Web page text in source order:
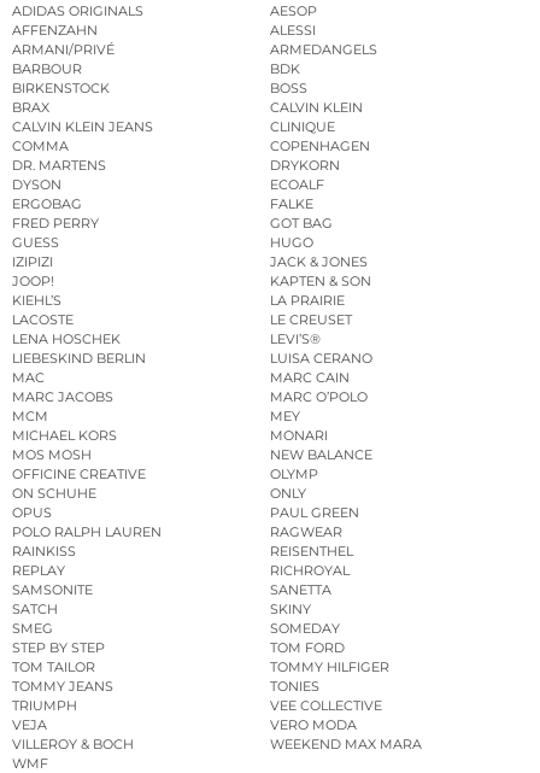
ADIDAS ORIGINALS
AESOP
AFFENZAHN
ALESSI
ARMANI/PRIVÉ
ARMEDANGELS
BARBOUR
BDK
BIRKENSTOCK
BOSS
BRAX
CALVIN KLEIN
CALVIN KLEIN JEANS
CLINIQUE
COMMA
COPENHAGEN
DR. MARTENS
DRYKORN
DYSON
ECOALF
ERGOBAG
FALKE
FRED PERRY
GOT BAG
GUESS
HUGO
IZIPIZI
JACK & JONES
JOOP!
KAPTEN & SON
KIEHL’S
LA PRAIRIE
LACOSTE
LE CREUSET
LENA HOSCHEK
LEVI’S®
LIEBESKIND BERLIN
LUISA CERANO
MAC
MARC CAIN
MARC JACOBS
MARC O’POLO
MCM
MEY
MICHAEL KORS
MONARI
MOS MOSH
NEW BALANCE
OFFICINE CREATIVE
OLYMP
ON SCHUHE
ONLY
OPUS
PAUL GREEN
POLO RALPH LAUREN
RAGWEAR
RAINKISS
REISENTHEL
REPLAY
RICHROYAL
SAMSONITE
SANETTA
SATCH
SKINY
SMEG
SOMEDAY
STEP BY STEP
TOM FORD
TOM TAILOR
TOMMY HILFIGER
TOMMY JEANS
TONIES
TRIUMPH
VEE COLLECTIVE
VEJA
VERO MODA
VILLEROY & BOCH
WEEKEND MAX MARA
WMF